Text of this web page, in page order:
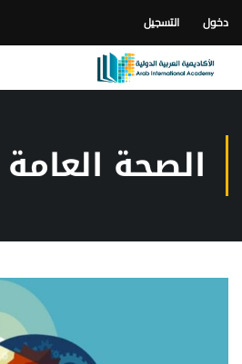
دخول التسجيل
الصحة العامة